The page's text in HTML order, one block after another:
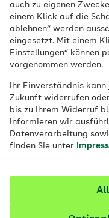
auch zu eigenen
einem Klick auf die
ablehnen“ werden
eingesetzt. Mit einem
Einstellungen“ können
vorgenommen werden.
Ihr Einverständnis
Zukunft widerrufen
bis zu Ihrem Widerruf
informieren wir
Datenverarbeitung
finden Sie unter
Der Sommer ist
der Tür – aber
Damit Sie nichts
praktische
Reisen.